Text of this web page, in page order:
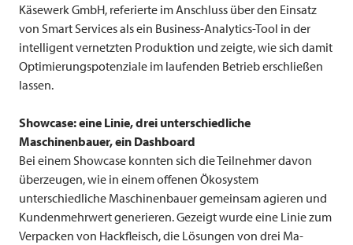
Käsewerk GmbH, referierte im Anschluss über den Einsatz
von Smart Services als ein Business-Analytics-Tool in der
intelligent vernetzten Produktion und zeigte, wie sich damit
Optimierungspotenziale im laufenden Betrieb erschließen
lassen.
Showcase: eine Linie, drei unterschiedliche
Maschinenbauer, ein Dashboard
Bei einem Showcase konnten sich die Teilnehmer davon
überzeugen, wie in einem offenen Ökosystem
unterschiedliche Maschinenbauer gemeinsam agieren und
Kundenmehrwert generieren. Gezeigt wurde eine Linie zum
Verpacken von Hackfleisch, die Lösungen von drei Ma-